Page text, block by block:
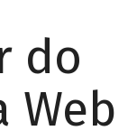
do
Web